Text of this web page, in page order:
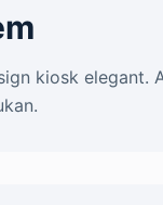
kiosk elegant.